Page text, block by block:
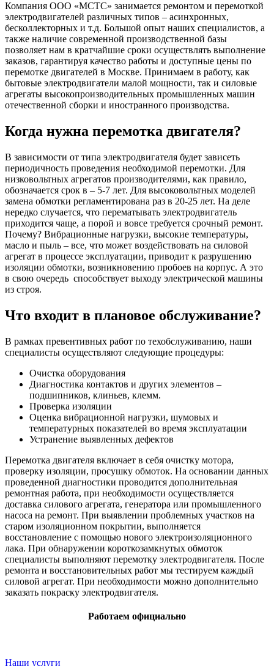
Компания ООО «МСТС» занимается ремонтом и перемоткой
электродвигателей различных типов – асинхронных,
бесколлекторных и т.д. Большой опыт наших специалистов, а
также наличие современной производственной базы
позволяет нам в кратчайшие сроки осуществлять выполнение
заказов, гарантируя качество работы и доступные цены по
перемотке двигателей в Москве. Принимаем в работу, как
бытовые электродвигатели малой мощности, так и силовые
агрегаты высокопроизводительных промышленных машин
отечественной сборки и иностранного производства.
Когда нужна перемотка двигателя?
В зависимости от типа электродвигателя будет зависеть
периодичность проведения необходимой перемотки. Для
низковольтных агрегатов производителями, как правило,
обозначается срок в – 5-7 лет. Для высоковольтных моделей
замена обмотки регламентирована раз в 20-25 лет. На деле
нередко случается, что перематывать электродвигатель
приходится чаще, а порой и вовсе требуется срочный ремонт.
Почему? Вибрационные нагрузки, высокие температуры,
масло и пыль – все, что может воздействовать на силовой
агрегат в процессе эксплуатации, приводит к разрушению
изоляции обмотки, возникновению пробоев на корпус. А это
в свою очередь способствует выходу электрической машины
из строя.
Что входит в плановое обслуживание?
В рамках превентивных работ по техобслуживанию, наши
специалисты осуществляют следующие процедуры:
Очистка оборудования
Диагностика контактов и других элементов –
подшипников, клиньев, клемм.
Проверка изоляции
Оценка вибрационной нагрузки, шумовых и
температурных показателей во время эксплуатации
Устранение выявленных дефектов
Перемотка двигателя включает в себя очистку мотора,
проверку изоляции, просушку обмоток. На основании данных
проведенной диагностики проводится дополнительная
ремонтная работа, при необходимости осуществляется
доставка силового агрегата, генератора или промышленного
насоса на ремонт. При выявлении проблемных участков на
старом изоляционном покрытии, выполняется
восстановление с помощью нового электроизоляционного
лака. При обнаружении короткозамкнутых обмоток
специалисты выполняют перемотку электродвигателя. После
ремонта и восстановительных работ мы тестируем каждый
силовой агрегат. При необходимости можно дополнительно
заказать покраску электродвигателя.
Работаем официально
Наши услуги